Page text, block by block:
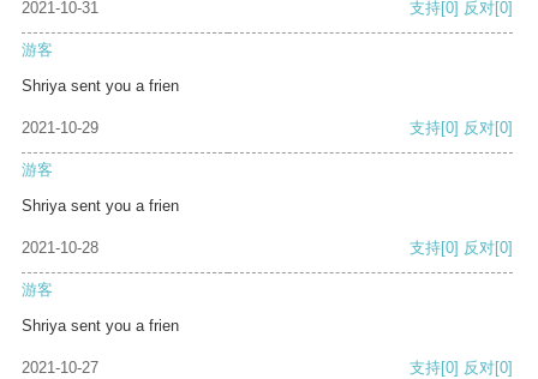
2021-10-31 支持[0] 反对[0]
游客
Shriya sent you a frien
2021-10-29 支持[0] 反对[0]
游客
Shriya sent you a frien
2021-10-28 支持[0] 反对[0]
游客
Shriya sent you a frien
2021-10-27 支持[0] 反对[0]